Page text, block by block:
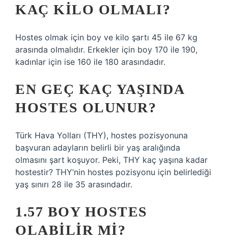
KAÇ KILO OLMALI?
Hostes olmak için boy ve kilo şartı 45 ile 67 kg
arasında olmalıdır. Erkekler için boy 170 ile 190,
kadınlar için ise 160 ile 180 arasındadır.
EN GEÇ KAÇ YAŞINDA
HOSTES OLUNUR?
Türk Hava Yolları (THY), hostes pozisyonuna
başvuran adayların belirli bir yaş aralığında
olmasını şart koşuyor. Peki, THY kaç yaşına kadar
hostestir? THY’nin hostes pozisyonu için belirlediği
yaş sınırı 28 ile 35 arasındadır.
1.57 BOY HOSTES
OLABILIR MI?